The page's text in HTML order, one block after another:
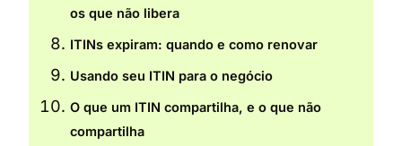
os que não libera
ITINs expiram: quando e como renovar
Usando seu ITIN para o negócio
O que um ITIN compartilha, e o que não
compartilha